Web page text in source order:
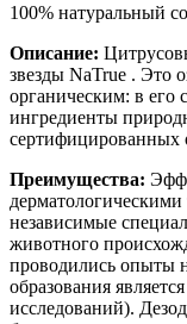
100% натуральный
Описание:
звезды NaTrue . Это
органическим: в его
ингредиенты
сертифицированных
Преимущества:
независимые
животного
проводились опыты
образования
исследований).